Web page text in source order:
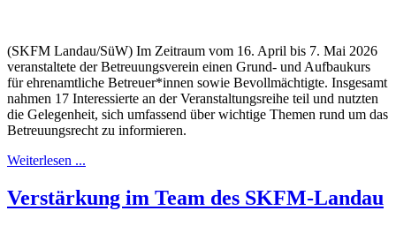
(SKFM Landau/SüW) Im Zeitraum vom 16. April bis 7. Mai 2026
veranstaltete der Betreuungsverein einen Grund- und Aufbaukurs
für ehrenamtliche Betreuer*innen sowie Bevollmächtigte. Insgesamt
nahmen 17 Interessierte an der Veranstaltungsreihe teil und nutzten
die Gelegenheit, sich umfassend über wichtige Themen rund um das
Betreuungsrecht zu informieren.
Weiterlesen ...
Verstärkung im Team des SKFM-Landau